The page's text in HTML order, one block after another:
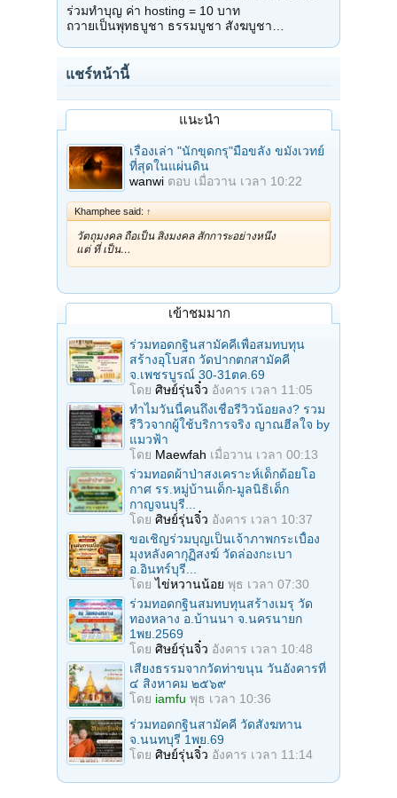
ร่วมทำบุญ ค่า hosting = 10 บาท
ถวายเป็นพุทธบูชา ธรรมบูชา สังฆบูชา…
แชร์หน้านี้
แนะนำ
เรื่องเล่า "นักขุดกรุ"มือขลัง ขมังเวทย์
ที่สุดในแผ่นดิน
wanwi ตอบ เมื่อวาน เวลา 10:22
Khamphee said: ↑
วัตถุมงคล ถือเป็น สิ่งมงคล สักการะอย่างหนึ่ง
แต่ ที่ เป็น…
เข้าชมมาก
ร่วมทอดกฐินสามัคคีเพื่อสมทบทุน
สร้างอุโบสถ วัดปากตกสามัคคี
จ.เพชรบูรณ์ 30-31ตค.69
โดย ศิษย์รุ่นจิ๋ว อังคาร เวลา 11:05
ทำไมวันนี้คนถึงเชื่อรีวิวน้อยลง? รวม
รีวิวจากผู้ใช้บริการจริง ญาณฮีลใจ by
แมวฟ้า
โดย Maewfah เมื่อวาน เวลา 00:13
ร่วมทอดผ้าป่าสงเคราะห์เด็กด้อยโอ
กาศ รร.หมู่บ้านเด็ก-มูลนิธิเด็ก
กาญจนบุรี...
โดย ศิษย์รุ่นจิ๋ว อังคาร เวลา 10:37
ขอเชิญร่วมบุญเป็นเจ้าภาพกระเบื้อง
มุงหลังคากุฏิสงฆ์ วัดล่องกะเบา
อ.อินทร์บุรี...
โดยไข่หวานน้อย พุธ เวลา 07:30
ร่วมทอดกฐินสมทบทุนสร้างเมรุ วัด
ทองหลาง อ.บ้านนา จ.นครนายก
1พย.2569
โดย ศิษย์รุ่นจิ๋ว อังคาร เวลา 10:48
เสียงธรรมจากวัดท่าขนุน วันอังคารที่
๔ สิงหาคม ๒๕๖๙
โดย iamfu พุธ เวลา 10:36
ร่วมทอดกฐินสามัคคี วัดสังฆทาน
จ.นนทบุรี 1พย.69
โดย ศิษย์รุ่นจิ๋ว อังคาร เวลา 11:14